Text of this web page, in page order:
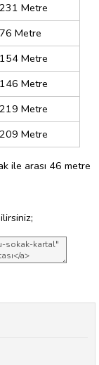
231 Metre
76 Metre
154 Metre
146 Metre
219 Metre
209 Metre
ile arası 46 metre